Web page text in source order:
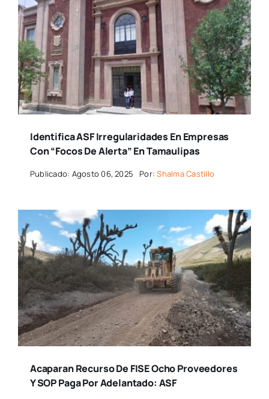
Identifica ASF Irregularidades En Empresas
Con “focos De Alerta” En Tamaulipas
Publicado: Agosto 06, 2025 Por:Shalma Castillo
Acaparan Recurso De FISE Ocho Proveedores
Y SOP Paga Por Adelantado: ASF